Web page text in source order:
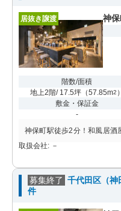
居抜き譲渡 神
階数/面積
地上2階/ 17.5坪（57.85m2 ）
敷金・保証金
-
神保町駅徒歩2分！和風居酒
取扱会社: －
募集終了 千代田区（神
件